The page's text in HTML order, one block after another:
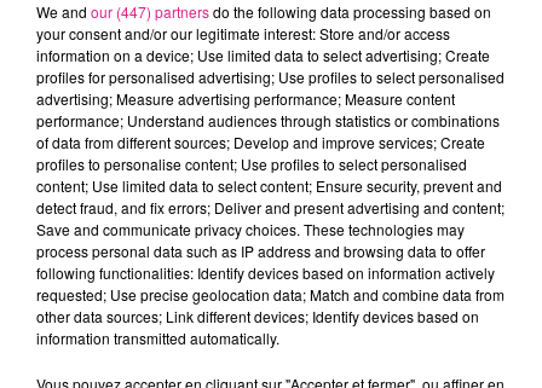
participeront eux aussi à l’événement.
Et si vous préférez simplement profiter du
spectacle, l’entrée ne coûte que 5 euros !
Pour en savoir plus, rendez-vous sur la page
FacebookÉcole de Musique Charles
Boquet. On vous attend nombreux ce
vendredi 16 mai à 20h, au13 rue du Fourà
Pont-à-Mousson.
Liza Chaconlon : directrice de l'école de musique
We and our (447) partnersdo the following data processing based on
your consent and/or our legitimate interest: Store and/or access
information on a device; Use limited data to select advertising; Create
profiles for personalised advertising; Use profiles to select personalised
advertising; Measure advertising performance; Measure content
performance; Understand audiences through statistics or combinations
of data from different sources; Develop and improve services; Create
profiles to personalise content; Use profiles to select personalised
content; Use limited data to select content; Ensure security, prevent and
detect fraud, and fix errors; Deliver and present advertising and content;
Save and communicate privacy choices. These technologies may
process personal data such as IP address and browsing data to offer
following functionalities: Identify devices based on information actively
requested; Use precise geolocation data; Match and combine data from
other data sources; Link different devices; Identify devices based on
information transmitted automatically.
Vous pouvez accepter en cliquant sur "Accepter et fermer", ou affiner en